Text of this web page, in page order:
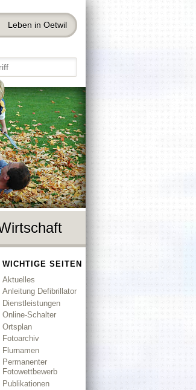
Leben in Oetwil
8
WICHTIGE SEITEN
Aktuelles
Anleitung Defibrillator
Dienstleistungen
Online-Schalter
Ortsplan
Fotoarchiv
Flurnamen
Permanenter
Fotowettbewerb
Publikationen